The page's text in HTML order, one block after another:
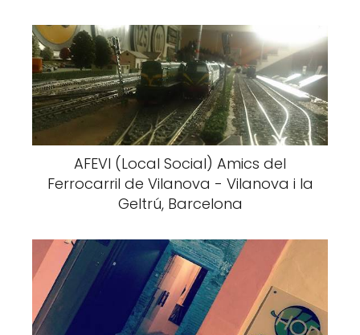
AFEVI (Local Social) Amics del
Ferrocarril de Vilanova - Vilanova i la
Geltrú, Barcelona